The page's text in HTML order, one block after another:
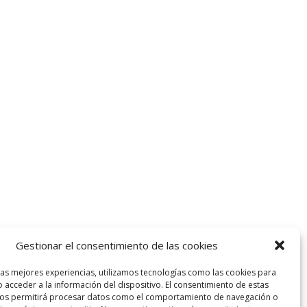
Gestionar el consentimiento de las cookies
mejores experiencias, utilizamos tecnologías como las cookies para
acceder a la información del dispositivo. El consentimiento de estas
permitirá procesar datos como el comportamiento de navegación o